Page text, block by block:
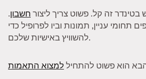
זה קל. פשוט צריך ליצור חשבון.
תחומי עניין, תמונות וביו לפרופיל כדי
להשוויץ באישיות שלכם.
הוא פשוט להתחיללמצוא התאמות